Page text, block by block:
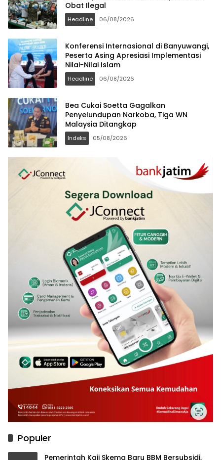
Obat Ilegal
Headline 06/08/2026
Konferensi Internasional di Banyuwangi,
Peserta Asing Apresiasi Implementasi
Nilai-Nilai Islam
Headline 06/08/2026
Bea Cukai Soetta Gagalkan
Penyelundupan Narkoba, Tiga WN
Malaysia Ditangkap
Indeks 05/08/2026
Populer
Pemerintah Kaji Skema Baru BBM Bersubsidi,